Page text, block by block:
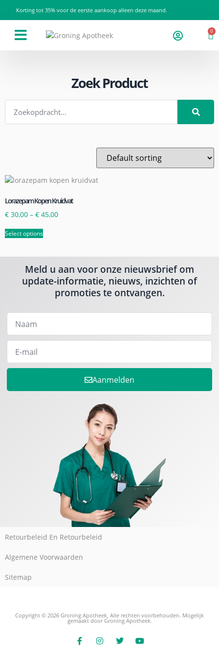
Korting tot 35% voor de eerste aankoop alleen deze maand.
0
Zoek Product
Lorazepam Kopen Kruidvat
€ 30,00 – € 45,00
Select options
Meld u aan voor onze nieuwsbrief om
update-informatie, nieuws, inzichten of
promoties te ontvangen.
Aanmelden
Retourbeleid En Retourbeleid
Algemene Voorwaarden
Sitemap
Copyright © 2026 Groning Apotheek, Alle rechten voorbehouden. Mogelijk
gemaakt door Groning Apotheek.